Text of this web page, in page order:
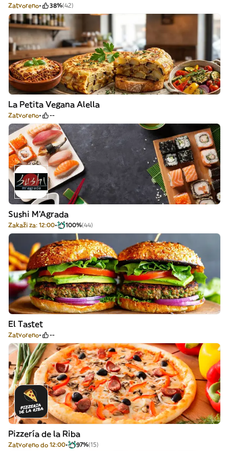
Zatvoreno 38%(42)
La Petita Vegana Alella
Zatvoreno --
Sushi M'Agrada
Zakaži za: 12:00 100%(44)
El Tastet
Zatvoreno --
Pizzería de la Riba
Zatvoreno do 12:00 97%(15)